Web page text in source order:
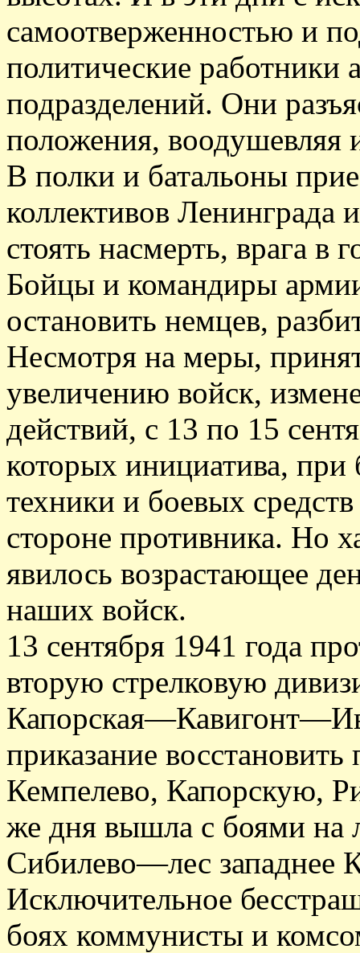
самоотверженностью и
политические
подразделений. Они
положения, воодушевляя
В полки и батальоны
коллективов Ленинграда
стоять насмерть, врага в
Бойцы и командиры
остановить немцев,
Несмотря на меры,
увеличению войск,
действий, с 13 по 15
которых инициатива, при
техники и боевых
стороне противника. Но
явилось возрастающее
наших войск.
13 сентября 1941 года
вторую стрелковую
приказание
Кемпелево, Капорскую,
же дня вышла с боями на
Сибилево—лес западнее
Исключительное
боях коммунисты и